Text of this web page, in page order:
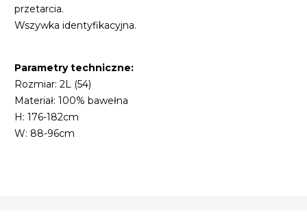
przetarcia.
Wszywka identyfikacyjna.
Parametry techniczne:
Rozmiar: 2L (54)
Materiał: 100% bawełna
H: 176-182cm
W: 88-96cm